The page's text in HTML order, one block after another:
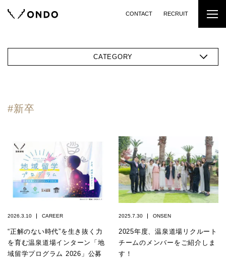
CONTACT RECRUIT
CATEGORY
#新卒
2026.3.10 CAREER
“正解のない時代”を生き抜く力
を育む温泉道場インターン「地
域留学プログラム 2026」公募
2025.7.30 ONSEN
2025年度、温泉道場リクルート
チームのメンバーをご紹介しま
す！